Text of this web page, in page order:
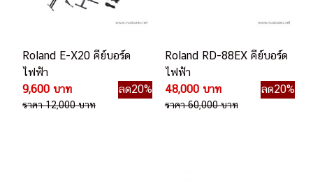
Roland E-X20 คีย์บอร์ด
ไฟฟ้า
9,600 บาท
ลด20%
ราคา 12,000 บาท
Roland RD-88EX คีย์บอร์ด
ไฟฟ้า
48,000 บาท
ลด20%
ราคา 60,000 บาท